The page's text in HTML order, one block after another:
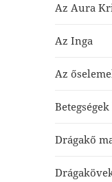
Az Aura
Az Inga
Az
Drágakő